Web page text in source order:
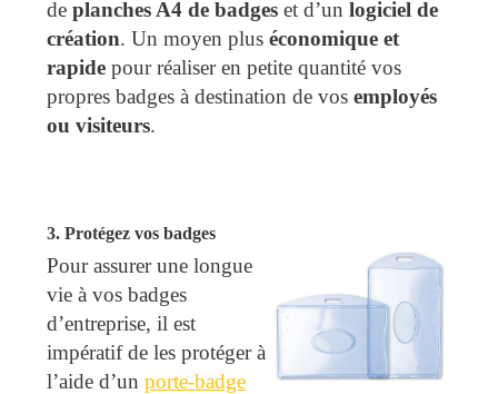
de planches A4 de badges et d’un logiciel de
création. Un moyen plus économique et
rapide pour réaliser en petite quantité vos
propres badges à destination de vos employés
ou visiteurs.
3. Protégez vos badges
Pour assurer une longue
vie à vos badges
d’entreprise, il est
impératif de les protéger à
l’aide d’un porte-badge